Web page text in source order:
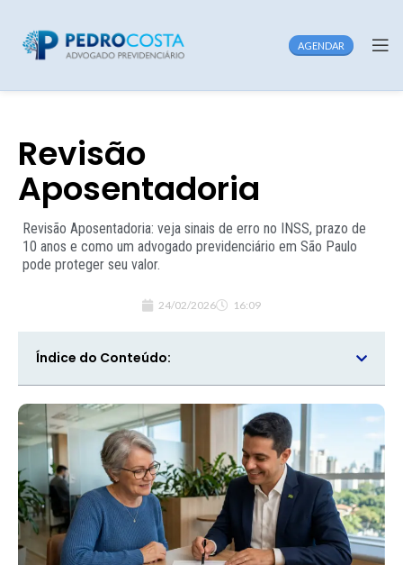
AGENDAR
Revisão
Aposentadoria
Revisão Aposentadoria: veja sinais de erro no INSS, prazo de
10 anos e como um advogado previdenciário em São Paulo
pode proteger seu valor.
24/02/2026 16:09
Índice do Conteúdo: